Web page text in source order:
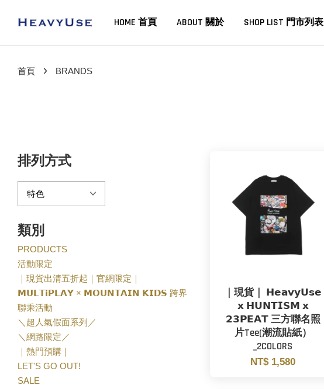
HOME 首頁 ABOUT 關於 SHOP LIST 門市列表
首頁 › BRANDS
排列方式
類別
PRODUCTS
活動限定
｜現貨出清五折起｜官網限定｜
𝗠𝗨𝗟𝗧𝗶𝗣𝗟𝗔𝗬 × 𝗠𝗢𝗨𝗡𝗧𝗔𝗜𝗡 𝗞𝗜𝗗𝗦 跨界
聯乘活動
＼超人氣假面系列／
＼網路限定／
｜熱門預購｜
LET'S GO OUT!
SALE
｜現貨｜ 𝗛𝗲𝗮𝘃𝘆𝗨𝘀𝗲
𝘅 𝗛𝗨𝗡𝗧𝗜𝗦𝗠 𝘅
𝟮𝟯𝗣𝗘𝗔𝗧 三方聯名照
片Tee(潮流貼紙）
_2COLORS
NT$ 1,580